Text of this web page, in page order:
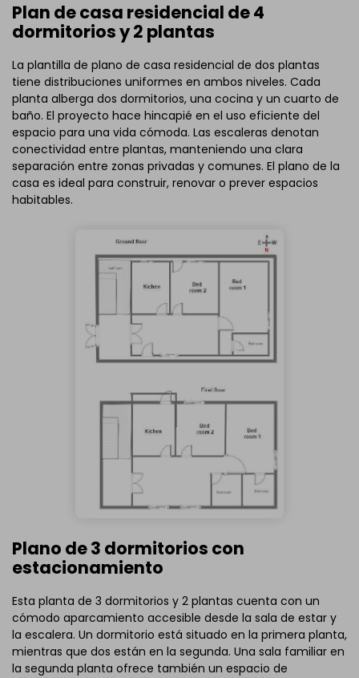
Plan de casa residencial de 4
dormitorios y 2 plantas
La plantilla de plano de casa residencial de dos plantas
tiene distribuciones uniformes en ambos niveles. Cada
planta alberga dos dormitorios, una cocina y un cuarto de
baño. El proyecto hace hincapié en el uso eficiente del
espacio para una vida cómoda. Las escaleras denotan
conectividad entre plantas, manteniendo una clara
separación entre zonas privadas y comunes. El plano de la
casa es ideal para construir, renovar o prever espacios
habitables.
Plano de 3 dormitorios con
estacionamiento
Esta planta de 3 dormitorios y 2 plantas cuenta con un
cómodo aparcamiento accesible desde la sala de estar y
la escalera. Un dormitorio está situado en la primera planta,
mientras que dos están en la segunda. Una sala familiar en
la segunda planta ofrece también un espacio de